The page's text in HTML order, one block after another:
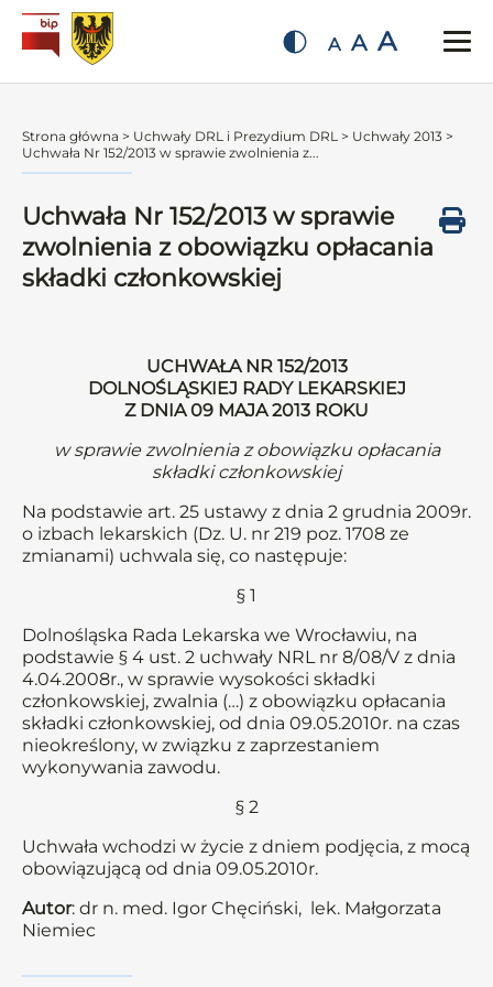
A A A
Strona główna > Uchwały DRL i Prezydium DRL > Uchwały 2013 >
Uchwała Nr 152/2013 w sprawie zwolnienia z...
Uchwała Nr 152/2013 w sprawie
zwolnienia z obowiązku opłacania
składki członkowskiej
UCHWAŁA NR 152/2013
DOLNOŚLĄSKIEJ RADY LEKARSKIEJ
Z DNIA 09 MAJA 2013 ROKU
w sprawie zwolnienia z obowiązku opłacania
składki członkowskiej
Na podstawie art. 25 ustawy z dnia 2 grudnia 2009r.
o izbach lekarskich (Dz. U. nr 219 poz. 1708 ze
zmianami) uchwala się, co następuje:
§ 1
Dolnośląska Rada Lekarska we Wrocławiu, na
podstawie § 4 ust. 2 uchwały NRL nr 8/08/V z dnia
4.04.2008r., w sprawie wysokości składki
członkowskiej, zwalnia (…) z obowiązku opłacania
składki członkowskiej, od dnia 09.05.2010r. na czas
nieokreślony, w związku z zaprzestaniem
wykonywania zawodu.
§ 2
Uchwała wchodzi w życie z dniem podjęcia, z mocą
obowiązującą od dnia 09.05.2010r.
Autor: dr n. med. Igor Chęciński, lek. Małgorzata
Niemiec